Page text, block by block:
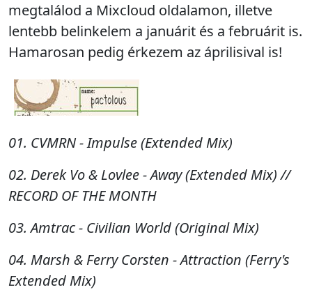
megtalálod a Mixcloud oldalamon, illetve
lentebb belinkelem a januárit és a februárit is.
Hamarosan pedig érkezem az áprilisival is!
01. CVMRN - Impulse (Extended Mix)
02. Derek Vo & Lovlee - Away (Extended Mix) //
RECORD OF THE MONTH
03. Amtrac - Civilian World (Original Mix)
04. Marsh & Ferry Corsten - Attraction (Ferry's
Extended Mix)